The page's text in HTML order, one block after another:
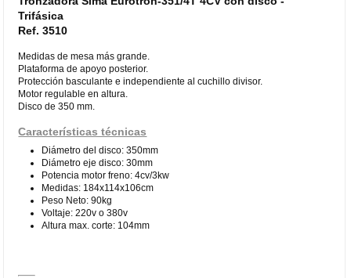
Trifásica
Ref. 3510
Medidas de mesa más grande.
Plataforma de apoyo posterior.
Protección basculante e independiente al cuchillo divisor.
Motor regulable en altura.
Disco de 350 mm.
Características técnicas
Diámetro del disco: 350mm
Diámetro eje disco: 30mm
Potencia motor freno: 4cv/3kw
Medidas: 184x114x106cm
Peso Neto: 90kg
Voltaje: 220v o 380v
Altura max. corte: 104mm